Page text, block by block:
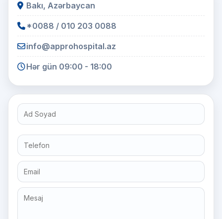
Bakı, Azərbaycan
*0088 / 010 203 0088
info@approhospital.az
Hər gün 09:00 - 18:00